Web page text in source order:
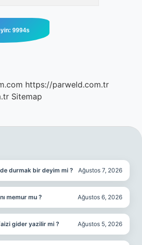
https://parweld.com.tr
Sitemap
durmak bir deyim mi ? Ağustos 7, 2026
memur mu ? Ağustos 6, 2026
gider yazilir mi ? Ağustos 5, 2026